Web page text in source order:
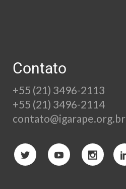
Contato
+55 (21) 3496-2113
+55 (21) 3496-2114
contato@igarape.org.br